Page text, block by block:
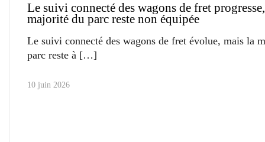
Le suivi connecté des wagons de fret
majorité du parc reste non équipée
Le suivi connecté des wagons de fret évolue, mais la
parc reste à
10 juin 2026